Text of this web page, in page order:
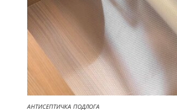
АНТИСЕПТИЧКА ПОДЛОГА